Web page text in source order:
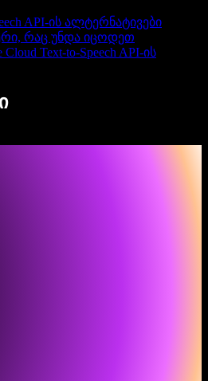
API-ის ალტერნატივები
რაც უნდა იცოდეთ
Text-to-Speech API-ის